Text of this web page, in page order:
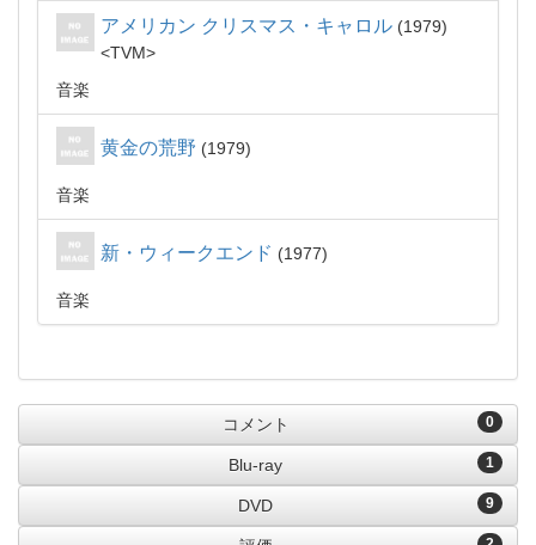
アメリカン クリスマス・キャロル
1979
TVM
音楽
黄金の荒野 1979
音楽
新・ウィークエンド 1977
音楽
0
コメント
1
Blu-ray
9
DVD